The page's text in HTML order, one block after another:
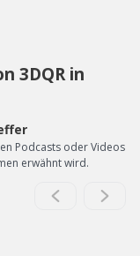
3DQR in
Podcasts oder Videos
erwähnt wird.